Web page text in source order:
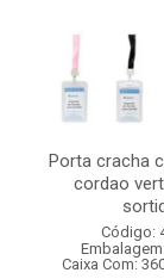
Porta cracha
cordao
Código:
Caixa Com: